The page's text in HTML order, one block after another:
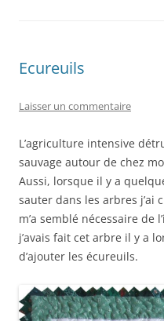
Ecureuils
Laisser un commentaire
L’agriculture intensive
sauvage autour de chez
Aussi, lorsque il y a
sauter dans les arbres j’ai
m’a semblé nécessaire de
j’avais fait cet arbre il y a
d’ajouter les écureuils.